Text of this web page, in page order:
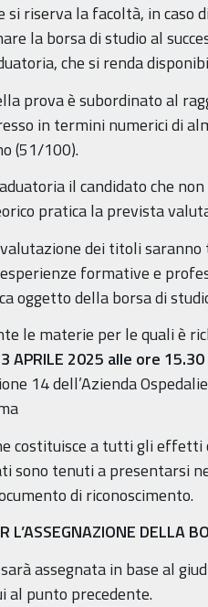
si riserva la facoltà, in caso
la borsa di studio al
che si renda
prova è subordinato al
in termini numerici di
(51/100).
il candidato che
pratica la prevista
dei titoli
formative e
oggetto della borsa di
le materie per le quali è
3 APRILE 2025 alle ore 15.30
14 dell’Azienda
costituisce a tutti gli effetti
sono tenuti a presentarsi
di riconoscimento.
L’ASSEGNAZIONE DELLA
assegnata in base al
al punto precedente.